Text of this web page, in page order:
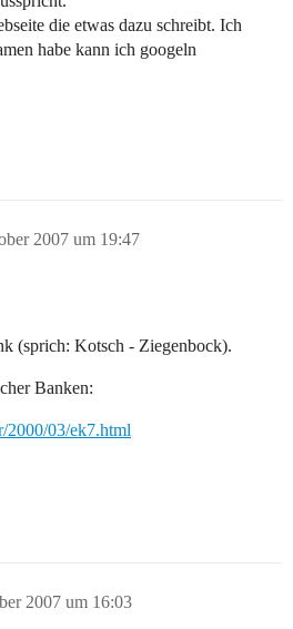
die etwas dazu schreibt. Ich
habe kann ich googeln
2007 um 19:47
(sprich: Kotsch - Ziegenbock).
Banken:
2000/03/ek7.html
2007 um 16:03